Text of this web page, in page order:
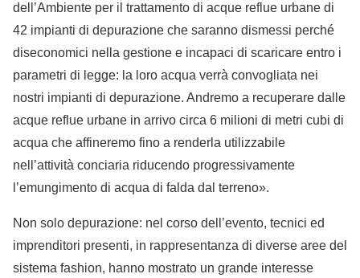
dell’Ambiente per il trattamento di acque reflue urbane di
42 impianti di depurazione che saranno dismessi perché
diseconomici nella gestione e incapaci di scaricare entro i
parametri di legge: la loro acqua verrà convogliata nei
nostri impianti di depurazione. Andremo a recuperare dalle
acque reflue urbane in arrivo circa 6 milioni di metri cubi di
acqua che affineremo fino a renderla utilizzabile
nell’attività conciaria riducendo progressivamente
l’emungimento di acqua di falda dal terreno».
Non solo depurazione: nel corso dell’evento, tecnici ed
imprenditori presenti, in rappresentanza di diverse aree del
sistema fashion, hanno mostrato un grande interesse